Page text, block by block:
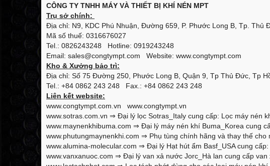
CÔNG TY TNHH MÁY VÀ THIẾT BỊ KHÍ NÉN MPT
Trụ sở chính:
Địa chỉ: N9, KDC Phú Nhuận, Đường 659, P. Phước Long B, Tp. Thủ
Mã số thuế: 0316676027
Tel.: 0826243248 Hotline: 0919243248
Email: sales@congtympt.com Website: www.congtympt.com
Kho & Xưởng bảo trì:
Địa chỉ: Số 75 Đường 250, Phước Long B, Quận 9, Tp Thủ Đức, Tp
Tel.: +84 0862 243 248 Fax.: +84 0862 243 248
Liên kết website:
www.congtympt.com.vn
www.congtympt.vn
www.sotras.com.vn ⇒ Đại lý lọc Sotras_Italy cung cấp: Lọc máy nén
www.maynenkhibuma.com ⇒ Đại lý máy nén khí Buma_Korea cung
www.phutungmaynenkhi.com ⇒ Phụ tùng chính hãng và thay thế cho
www.alumina-molecular.com ⇒ Đại lý Hạt hút ẩm Basf_USA cung cấp:
www.vanxanuoc.com ⇒ Đại lý van xả nước Jorc_Hà lan cung cấp van